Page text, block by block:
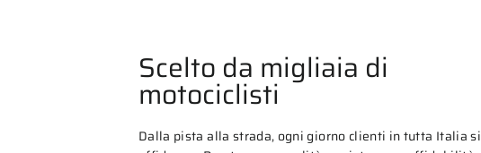
Scelto da migliaia di
motociclisti
Dalla pista alla strada, ogni giorno clienti in tutta Italia si